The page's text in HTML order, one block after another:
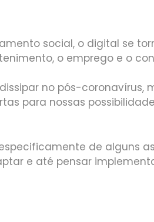
social, o digital se
o emprego e o
no pós-coronavírus,
para nossas
de alguns
e até pensar